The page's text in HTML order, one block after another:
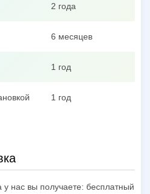
2 года
6 месяцев
1 год
1 год
у нас вы получаете: бесплатный